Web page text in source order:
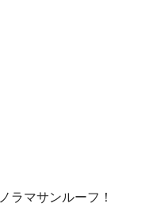
ラマサンルーフ！